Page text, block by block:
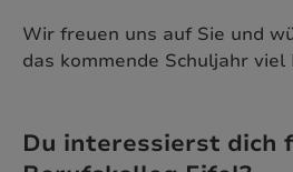
Wir freuen uns auf Sie und
das kommende Schuljahr viel
Du interessierst dich